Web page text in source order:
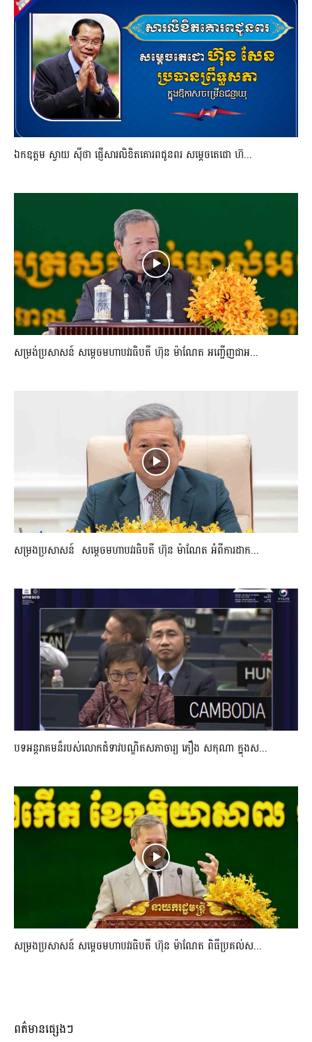
ឯកឧត្តម ស្វាយ ស៊ីថា ផ្ញើសារលិខិតគោរពជូនពរ សម្ដេចតេជោ ហ៊...
សម្រង់ប្រសាសន៍ សម្ដេចមហាបវរធិបតី ហ៊ុន ម៉ាណែត អញ្ជើញជាអ...
សម្រងប្រសាសន៍ សម្ដេចមហាបវរធិបតី ហ៊ុន ម៉ាណែត អំពីការដាក...
បទអន្តរាគមន៏របស់លោកជំទាវបណ្ឌិតសភាចារ្យ ភឿង សកុណា ក្នុងស...
សម្រងប្រសាសន៍ សម្ដេចមហាបវរធិបតី ហ៊ុន ម៉ាណែត ពិធីប្រគល់ស...
ពត៌មានផ្សេងៗ